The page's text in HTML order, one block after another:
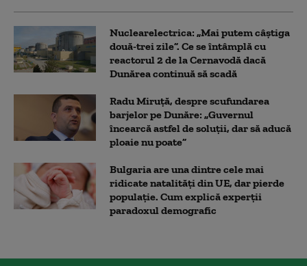
Nuclearelectrica: „Mai putem câștiga
două-trei zile”. Ce se întâmplă cu
reactorul 2 de la Cernavodă dacă
Dunărea continuă să scadă
Radu Miruță, despre scufundarea
barjelor pe Dunăre: „Guvernul
încearcă astfel de soluții, dar să aducă
ploaie nu poate”
Bulgaria are una dintre cele mai
ridicate natalități din UE, dar pierde
populație. Cum explică experții
paradoxul demografic